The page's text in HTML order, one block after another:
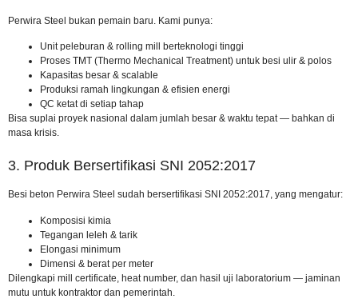
Perwira Steel bukan pemain baru. Kami punya:
Unit peleburan & rolling mill berteknologi tinggi
Proses TMT (Thermo Mechanical Treatment) untuk besi ulir & polos
Kapasitas besar & scalable
Produksi ramah lingkungan & efisien energi
QC ketat di setiap tahap
Bisa suplai proyek nasional dalam jumlah besar & waktu tepat — bahkan di
masa krisis.
3. Produk Bersertifikasi SNI 2052:2017
Besi beton Perwira Steel sudah bersertifikasi SNI 2052:2017, yang mengatur:
Komposisi kimia
Tegangan leleh & tarik
Elongasi minimum
Dimensi & berat per meter
Dilengkapi mill certificate, heat number, dan hasil uji laboratorium — jaminan
mutu untuk kontraktor dan pemerintah.